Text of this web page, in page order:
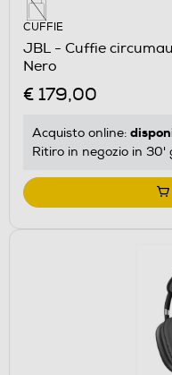
CUFFIE
JBL - Cuffie
Nero
€ 179,00
Acquisto online:
Ritiro in negozio in 30'